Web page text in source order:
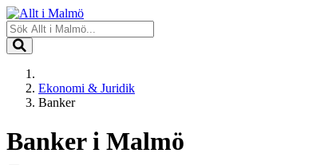
Ekonomi & Juridik
Banker
Banker i Malmö